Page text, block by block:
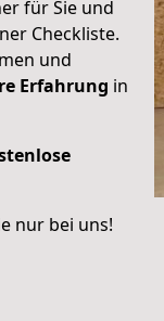
für Sie und
Checkliste.
und
Erfahrung in
nur bei uns!